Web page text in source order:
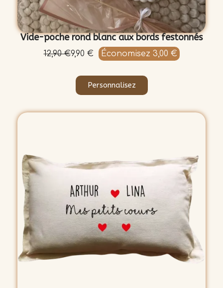
Vide-poche rond blanc aux bords festonnés
12,90 €9,90 € Économisez 3,00 €
Personnalisez